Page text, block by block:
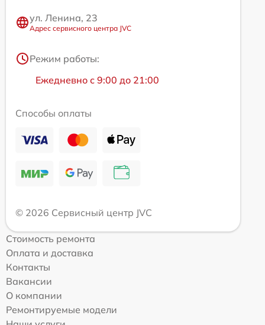
ул. Ленина, 23
Адрес сервисного центра JVC
Режим работы:
Ежедневно с 9:00 до 21:00
Способы оплаты
© 2026 Сервисный центр JVC
Стоимость ремонта
Оплата и доставка
Контакты
Вакансии
О компании
Ремонтируемые модели